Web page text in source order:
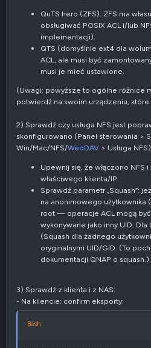
QuTS hero (ZFS): ZFS ma
obsługiwać POSIX ACL i/lub
implementacji).
QTS (domyślnie ext4 dla
ACL, ale musi być
musi je mieć ustawione.
(Uwagi: powyższe to ogólne różnice
potwierdź na swoim urządzeniu, które
2) Sprawdź czy usługa NFS jest
skonfigurowano (Panel sterowania >
Win/Mac/NFS/WebDAV > Usługa NFS)
Upewnij się, że włączono
właściwego klienta/IP.
Sprawdź parametr „Squash”:
na anonimowego użytkownika
root — operacje ACL mogą
wykonywane jako inny UID. Dla
(Squash dla żadnego
oryginalnymi UID/GID. (To
dokumentacji QNAP o squash.)
3) Sprawdź z klienta i z NAS:
- Na kliencie: confirm eksporty:
Bash: